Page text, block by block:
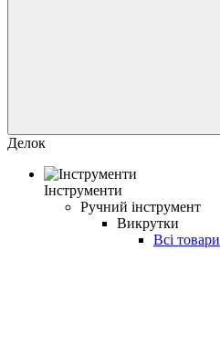
Делок
Інструменти
Ручний інструмент
Викрутки
Всі товари